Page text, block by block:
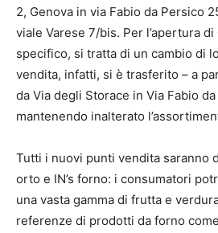
2, Genova in via Fabio da Persico
viale Varese 7/bis. Per l’apertura
specifico, si tratta di un cambio di
vendita, infatti, si è trasferito – a
da Via degli Storace in Via Fabio
mantenendo inalterato
Tutti i nuovi punti vendita saranno
orto e IN’s forno: i consumatori
una vasta gamma di frutta e
referenze di prodotti da forno